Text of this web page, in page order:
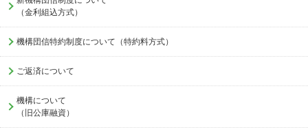
（金利組込方式）
機構団信特約制度について（特約料方式）
ご返済について
機構について
（旧公庫融資）